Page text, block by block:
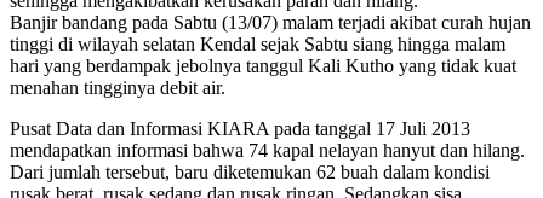
Banjir bandang pada Sabtu (13/07) malam terjadi akibat curah hujan
tinggi di wilayah selatan Kendal sejak Sabtu siang hingga malam
hari yang berdampak jebolnya tanggul Kali Kutho yang tidak kuat
menahan tingginya debit air.
Pusat Data dan Informasi KIARA pada tanggal 17 Juli 2013
mendapatkan informasi bahwa 74 kapal nelayan hanyut dan hilang.
Dari jumlah tersebut, baru diketemukan 62 buah dalam kondisi
rusak berat, rusak sedang dan rusak ringan. Sedangkan sisa